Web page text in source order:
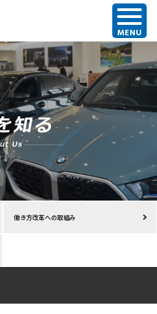
働き方改革への取組み